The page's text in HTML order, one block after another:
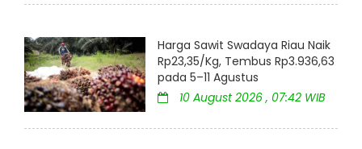
Harga Sawit Swadaya Riau Naik
Rp23,35/Kg, Tembus Rp3.936,63
pada 5–11 Agustus
10 August 2026 , 07:42 WIB